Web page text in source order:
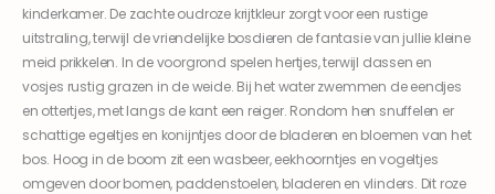
kinderkamer. De zachte oudroze krijtkleur zorgt voor een rustige
uitstraling, terwijl de vriendelijke bosdieren de fantasie van jullie kleine
meid prikkelen. In de voorgrond spelen hertjes, terwijl dassen en
vosjes rustig grazen in de weide. Bij het water zwemmen de eendjes
en ottertjes, met langs de kant een reiger. Rondom hen snuffelen er
schattige egeltjes en konijntjes door de bladeren en bloemen van het
bos. Hoog in de boom zit een wasbeer, eekhoorntjes en vogeltjes
omgeven door bomen, paddenstoelen, bladeren en vlinders. Dit roze